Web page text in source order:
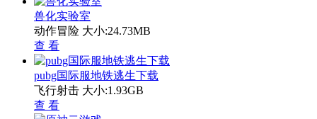
兽化实验室
动作冒险 大小:24.73MB
查 看
pubg国际服地铁逃生下载
飞行射击 大小:1.93GB
查 看